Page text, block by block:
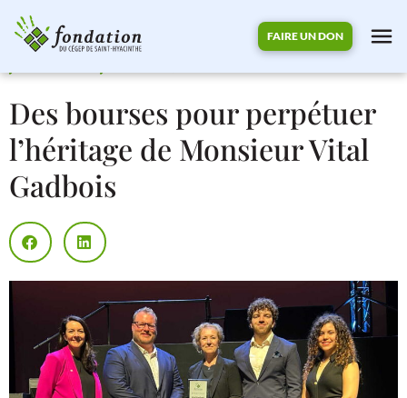
FAIRE UN DON
Accueil
Bourses
Partenaires
Nous joindre
Des bourses pour perpétuer
l’héritage de Monsieur Vital
Gadbois